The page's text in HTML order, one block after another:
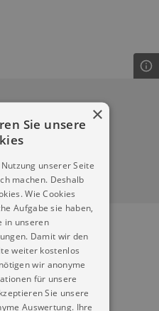
- Neue Chemnitzer
×
Sie unsere
unserer Seite
machen. Deshalb
Wie Cookies
Aufgabe sie haben,
in unseren
Damit wir den
weiter kostenlos
wir anonyme
für unsere
Sie unsere
Auswertung. Ihre